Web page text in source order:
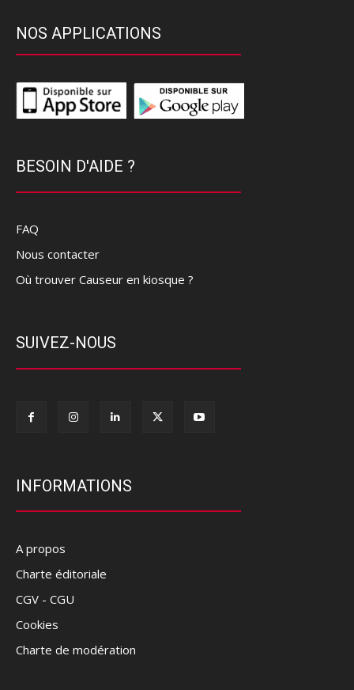
NOS APPLICATIONS
BESOIN D'AIDE ?
FAQ
Nous contacter
Où trouver Causeur en kiosque ?
SUIVEZ-NOUS
INFORMATIONS
A propos
Charte éditoriale
CGV - CGU
Cookies
Charte de modération